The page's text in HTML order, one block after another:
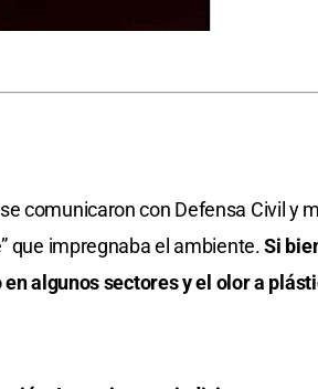
comunicaron con Defensa Civil y
que impregnaba el ambiente.Si
algunos sectores y el olor a